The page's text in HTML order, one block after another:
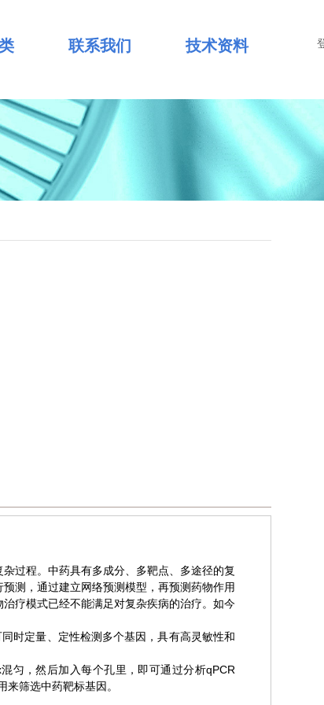
过程。中药具有多成分、多靶点、多途径的复
测，通过建立网络预测模型，再预测药物作用
疗模式已经不能满足对复杂疾病的治疗。如今
时定量、定性检测多个基因，具有高灵敏性和
匀，然后加入每个孔里，即可通过分析qPCR
筛选中药靶标基因。
联系我们 技术资料